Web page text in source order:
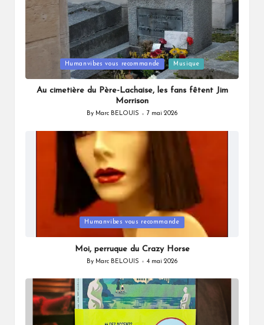
Humanvibes vous recommande Musique
Au cimetière du Père-Lachaise, les fans fêtent Jim
Morrison
Posted
By Marc BELOUIS 7 mai 2026
Humanvibes vous recommande
Moi, perruque du Crazy Horse
Posted
By Marc BELOUIS 4 mai 2026